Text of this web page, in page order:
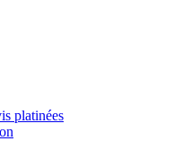
platinées